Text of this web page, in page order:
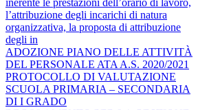
inerente le prestazioni dell’orario di lavoro,
l’attribuzione degli incarichi di natura
organizzativa, la proposta di attribuzione
degli in
ADOZIONE PIANO DELLE ATTIVITÀ
DEL PERSONALE ATA A.S. 2020/2021
PROTOCOLLO DI VALUTAZIONE
SCUOLA PRIMARIA – SECONDARIA
DI I GRADO